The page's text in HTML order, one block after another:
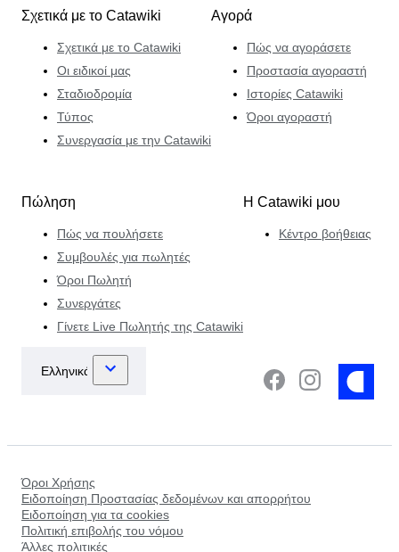
Σχετικά με το Catawiki
Σχετικά με το Catawiki
Οι ειδικοί μας
Σταδιοδρομία
Τύπος
Συνεργασία με την Catawiki
Αγορά
Πώς να αγοράσετε
Προστασία αγοραστή
Ιστορίες Catawiki
Όροι αγοραστή
Πώληση
Πώς να πουλήσετε
Συμβουλές για πωλητές
Όροι Πωλητή
Συνεργάτες
Γίνετε Live Πωλητής της Catawiki
Η Catawiki μου
Κέντρο βοήθειας
Όροι Χρήσης
Ειδοποίηση Προστασίας δεδομένων και απορρήτου
Ειδοποίηση για τα cookies
Πολιτική επιβολής του νόμου
Άλλες πολιτικές